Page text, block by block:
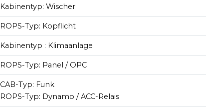
Kabinentyp: Wischer
ROPS-Typ: Kopflicht
Kabinentyp : Klimaanlage
ROPS-Typ: Panel / OPC
CAB-Typ: Funk
ROPS-Typ: Dynamo / ACC-Relais